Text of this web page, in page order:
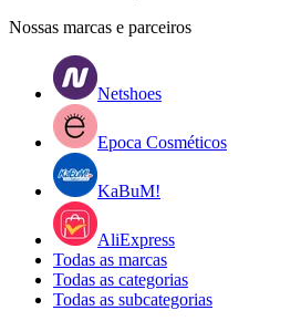
Nossas marcas e parceiros
Netshoes
Epoca Cosméticos
KaBuM!
AliExpress
Todas as marcas
Todas as categorias
Todas as subcategorias